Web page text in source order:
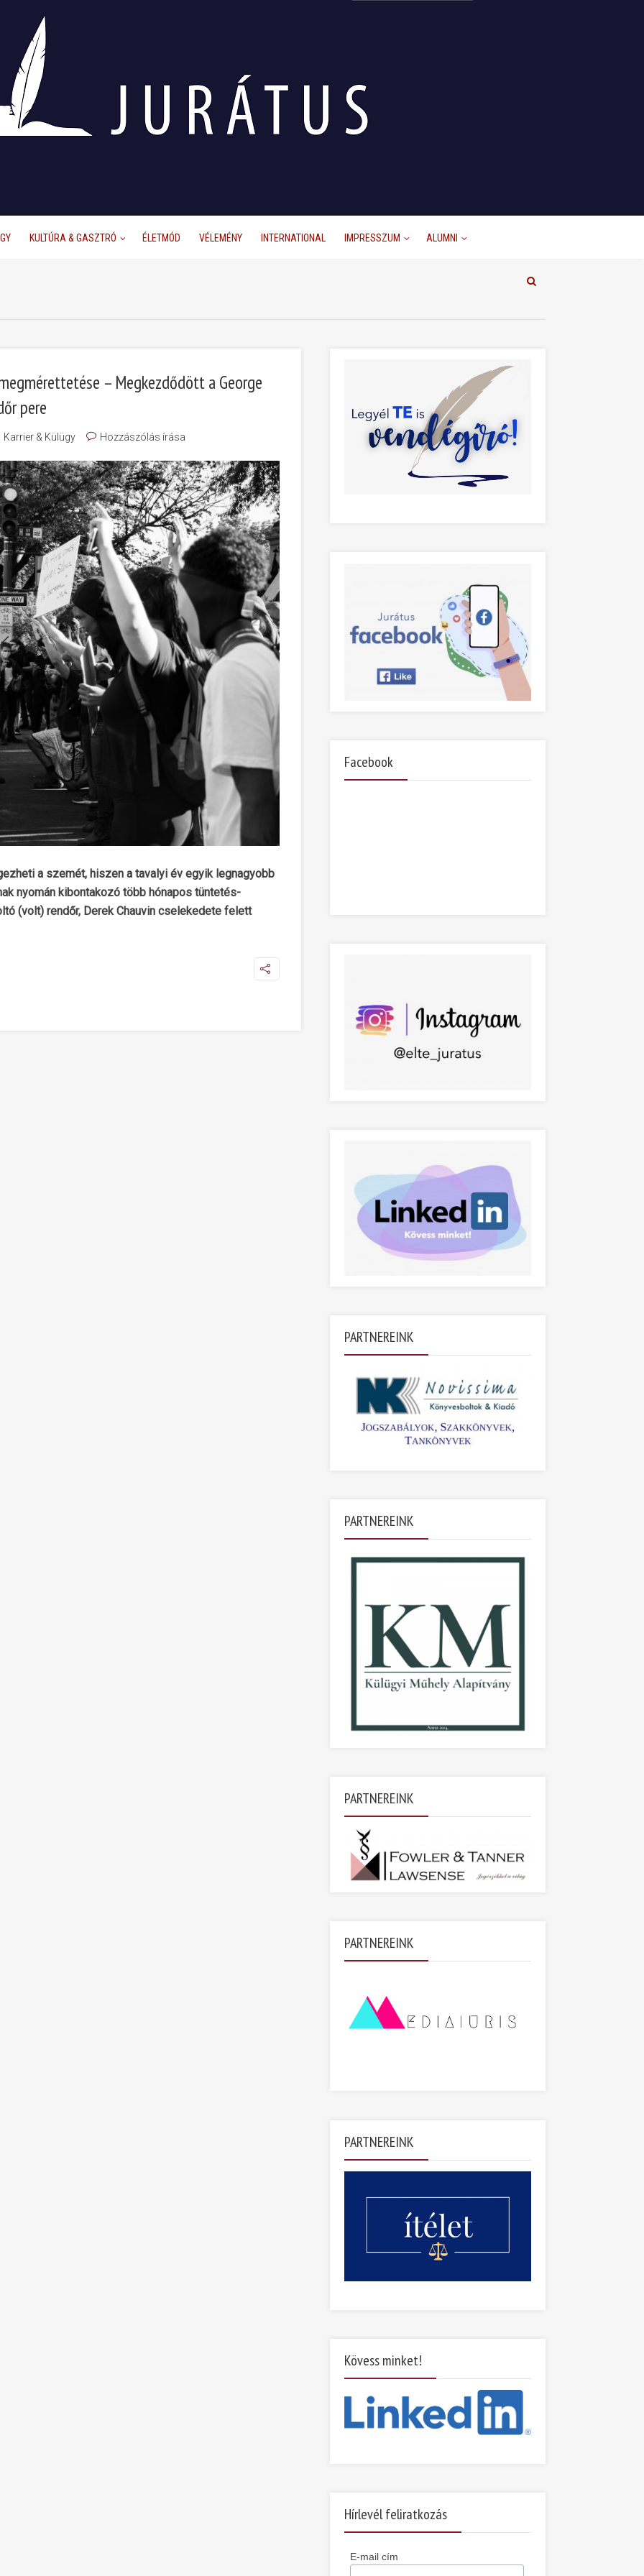
KULTÚRA & GASZTRÓ ÉLETMÓD VÉLEMÉNY INTERNATIONAL IMPRESSZUM ALUMNI
– Megkezdődött a George
pere
Karrier & Külügy Hozzászólás írása
a szemét, hiszen a tavalyi év egyik legnagyobb
nyomán kibontakozó több hónapos tüntetés-
(volt) rendőr, Derek Chauvin cselekedete felett
Facebook
PARTNEREINK
PARTNEREINK
PARTNEREINK
PARTNEREINK
PARTNEREINK
Kövess minket!
Hírlevél feliratkozás
E-mail cím